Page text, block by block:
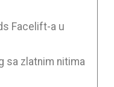
Facelift-a u
sa zlatnim nitima